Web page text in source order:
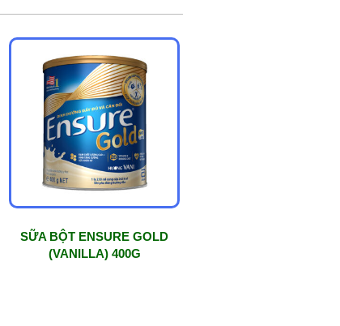
SỮA BỘT ENSURE GOLD
(VANILLA) 400G